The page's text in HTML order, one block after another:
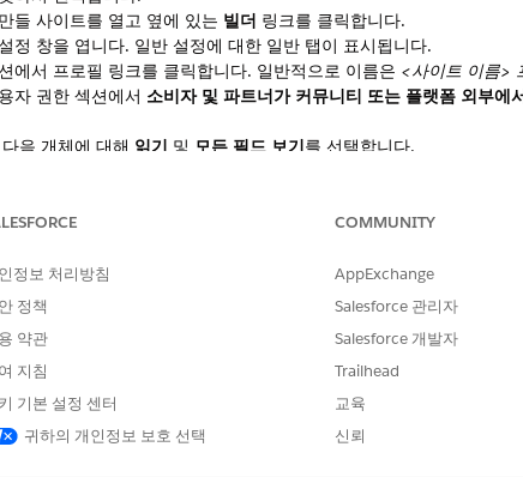
들 사이트를 열고 옆에 있는 빌더 링크를 클릭합니다.
정 창을 엽니다. 일반 설정에 대한 일반 탭이 표시됩니다.
에서 프로필 링크를 클릭합니다. 일반적으로 이름은 <사이트 이름>
자 권한 섹션에서 소비자 및 파트너가 커뮤니티 또는 플랫폼 외부
음 개체에 대해 읽기 및 모든 필드 보기를 선택합니다.
.
정보 처리방침
정책
약관
지침
기본 설정 센터
귀하의 개인정보 보호 선택
COMMUNITY
AppExchange
Salesforce 관리자
Salesforce 개발자
Trailhead
교육
신뢰